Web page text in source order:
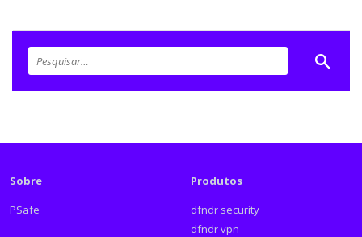
Sobre
PSafe
Produtos
dfndr security
dfndr vpn